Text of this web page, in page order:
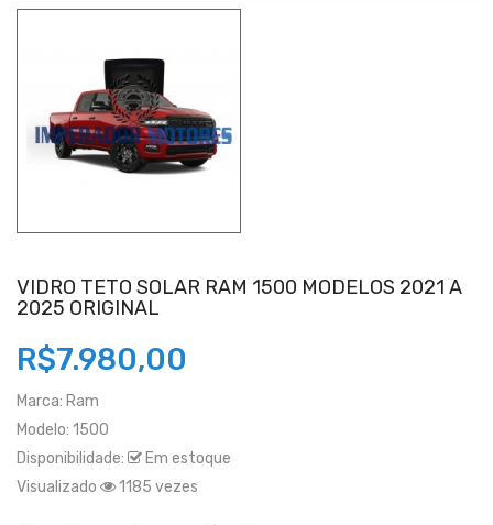
VIDRO TETO SOLAR RAM 1500 MODELOS 2021 A
2025 ORIGINAL
R$7.980,00
Marca: Ram
Modelo: 1500
Disponibilidade:
Em estoque
Visualizado
1185 vezes